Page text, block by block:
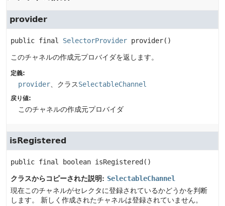
provider
public final SelectorProvider provider()
このチャネルの作成元プロバイダを返します。
定義:
provider 、クラスSelectableChannel
戻り値:
このチャネルの作成元プロバイダ
isRegistered
public final boolean isRegistered ()
クラスからコピーされた説明: SelectableChannel
現在このチャネルがセレクタに登録されているかどうかを判断
します。
新しく作成されたチャネルは登録されていません。